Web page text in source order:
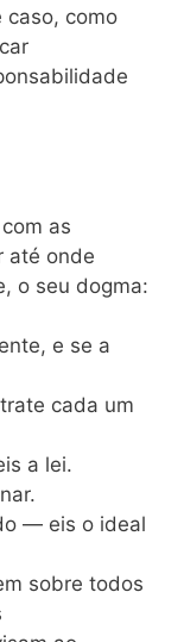
caso, como
as
até onde
o seu dogma:
e se a
cada um
a lei.
— eis o ideal
sobre todos